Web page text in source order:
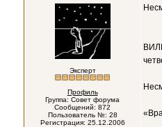
Эксперт
Профиль
Группа: Совет форума
Сообщений: 872
Пользователь №: 28
Регистрация: 25.12.2006